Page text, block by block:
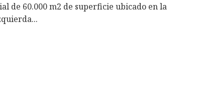
de 60.000 m2 de superficie​ ubicado en la
...